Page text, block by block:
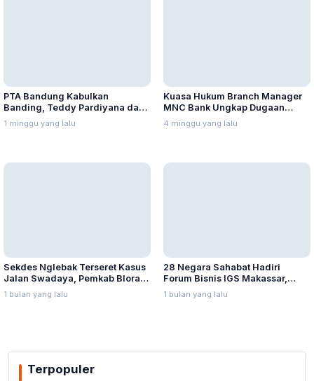
PTA Bandung Kabulkan
Banding, Teddy Pardiyana dan
Bintang Ditetapkan Ahli Waris
1 minggu yang lalu
Kuasa Hukum Branch Manager
MNC Bank Ungkap Dugaan
Sekdes Nglebak Terseret Kasus
Jalan Swadaya, Pemkab Blora
Sebut Pendampingan Hukum
1 bulan yang lalu
28 Negara Sahabat Hadiri
Forum Bisnis IGS Makassar,
Munafri Tawarkan Investasi
1 bulan yang lalu
Terpopuler